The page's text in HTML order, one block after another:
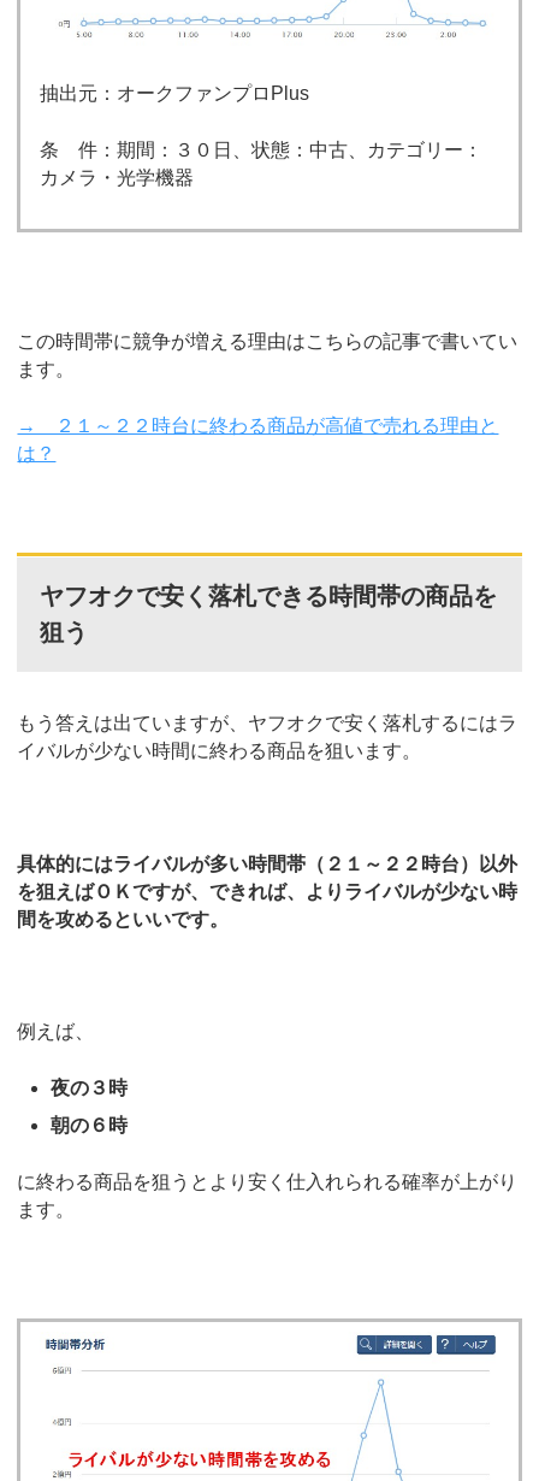
抽出元：オークファンプロPlus
条 件：期間：３０日、状態：中古、カテゴリー：
カメラ・光学機器
この時間帯に競争が増える理由はこちらの記事で書いてい
ます。
→ ２１～２２時台に終わる商品が高値で売れる理由と
は？
ヤフオクで安く落札できる時間帯の商品を
狙う
もう答えは出ていますが、ヤフオクで安く落札するにはラ
イバルが少ない時間に終わる商品を狙います。
具体的にはライバルが多い時間帯（２１～２２時台）以外
を狙えばＯＫですが、できれば、よりライバルが少ない時
間を攻めるといいです。
例えば、
夜の３時
朝の６時
に終わる商品を狙うとより安く仕入れられる確率が上がり
ます。